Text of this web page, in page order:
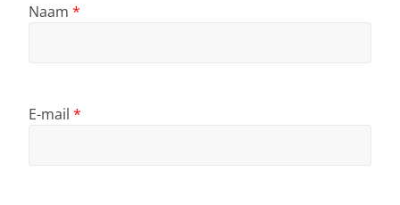
Naam *
E-mail *